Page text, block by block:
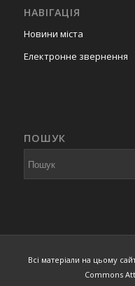
НАВІГАЦІЯ
Новини міста
Електронне звернення
ПОШУК
Всі матеріали на цьому
Commons